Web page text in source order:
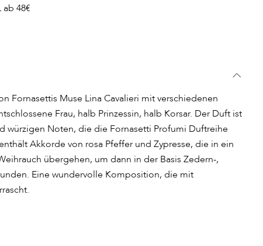
48€
Fornasettis Muse Lina Cavalieri mit verschiedenen
Frau, halb Prinzessin, halb Korsar. Der Duft ist
würzigen Noten, die die Fornasetti Profumi Duftreihe
Akkorde von rosa Pfeffer und Zypresse, die in ein
übergehen, um dann in der Basis Zedern-,
Eine wundervolle Komposition, die mit